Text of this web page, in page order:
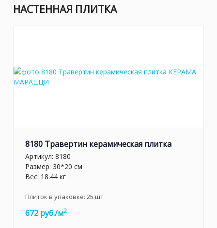
НАСТЕННАЯ ПЛИТКА
8180 Травертин керамическая плитка
Артикул: 8180
Размер: 30*20 см
Вес: 18.44 кг
Плиток в упаковке: 25 шт
672 руб./м2